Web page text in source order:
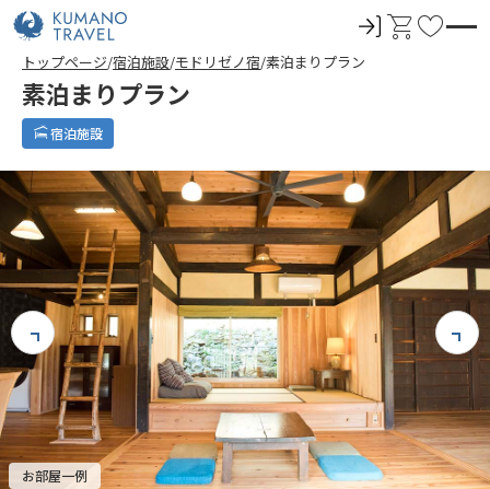
ロ
グ
イ
カ お
トップページ 宿泊施設 モドリゼノ宿 素泊まりプラン
素泊まりプラン
宿泊施設
お部屋一例